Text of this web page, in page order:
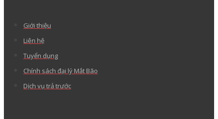
Giới thiệu
Liên hệ
Tuyển dụng
Chính sách đại lý Mắt Bão
Dịch vụ trả trước